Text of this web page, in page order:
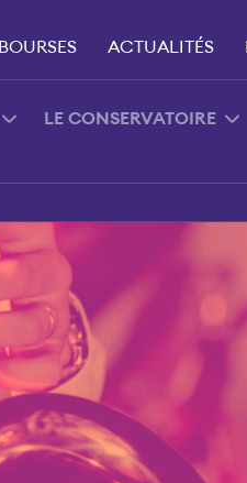
LE CONSERVATOIRE
BOURSES ACTUALITÉS